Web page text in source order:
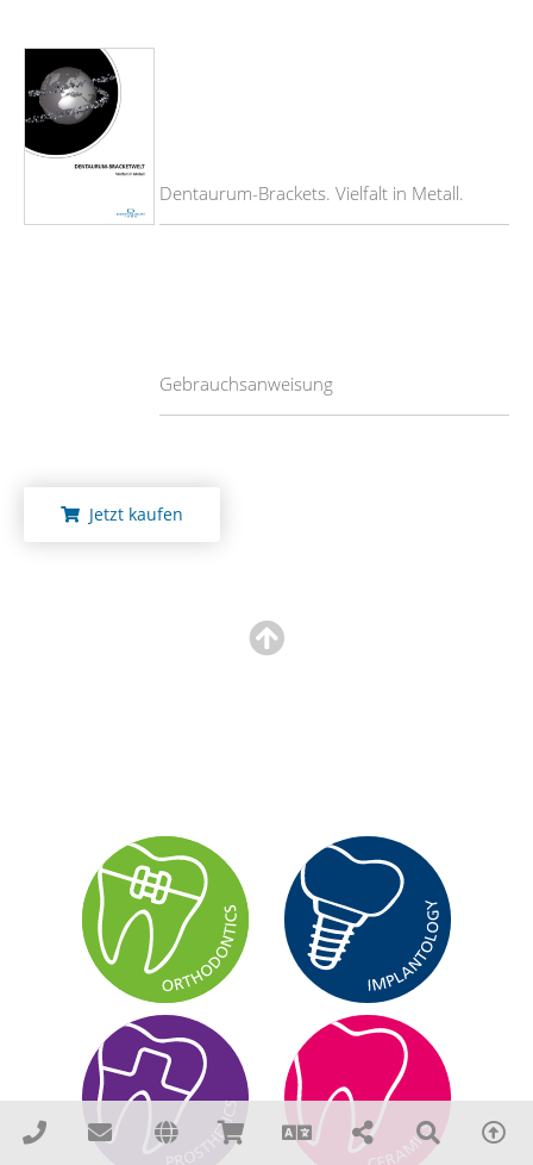
Dentaurum-Brackets. Vielfalt in Metall.
Gebrauchsanweisung
Jetzt kaufen